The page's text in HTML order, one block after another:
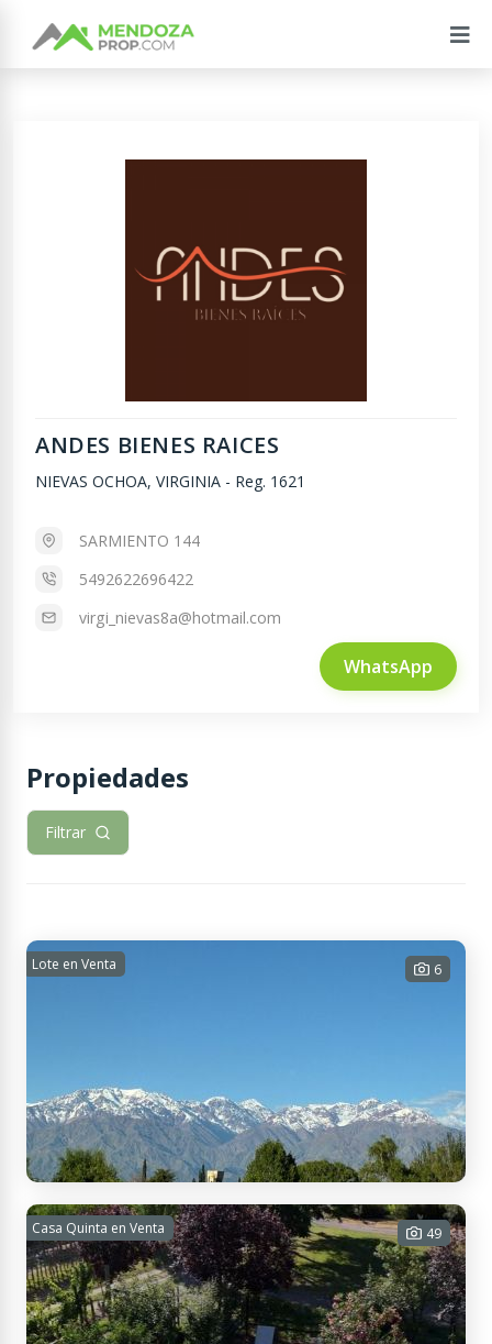
ANDES BIENES RAICES
NIEVAS OCHOA, VIRGINIA - Reg. 1621
SARMIENTO 144
5492622696422
virgi_nievas8a@hotmail.com
WhatsApp
Propiedades
Filtrar
Lote en Venta 6
9RCX+M2 Vista Flores, Mendoza, Argentina
HERMOSO LOTE EN VENTA, CON
FINANCIACIÓN!!
2005 m² Tot.
Casa Quinta en Venta 49